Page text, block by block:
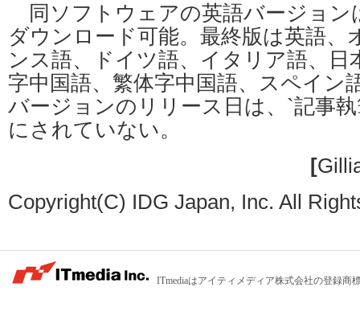
同ソフトウェアの英語バージョン
ダウンロード可能。最終版は英語、
ンス語、ドイツ語、イタリア語、日
字中国語、繁体字中国語、スペイン
バージョンのリリース日は、`記事
にされていない。
[
Copyright(C) IDG Japan, Inc. All
ITmediaはアイティメディア株式会社の登録商